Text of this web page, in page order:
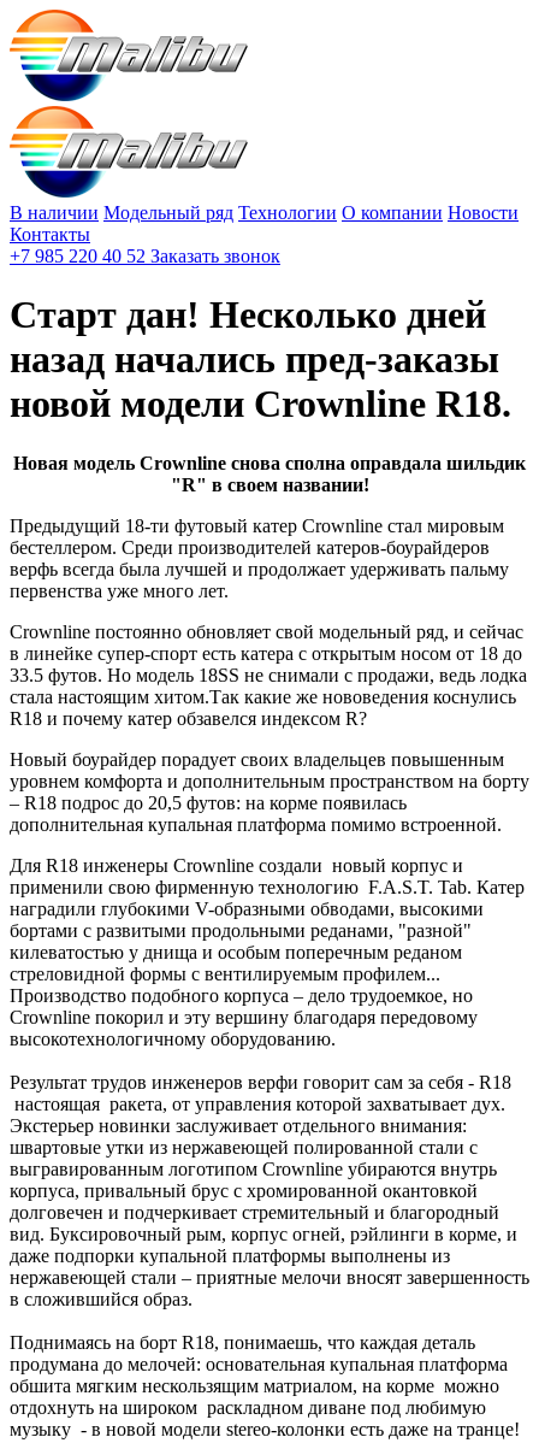
В наличии Модельный ряд Технологии О компании Новости
Контакты
+7 985 220 40 52 Заказать звонок
Старт дан! Несколько дней
назад начались пред-заказы
новой модели Crownline R18.
Новая модель Crownline снова сполна оправдала шильдик
"R" в своем названии!
Предыдущий 18-ти футовый катер Crownline стал мировым
бестеллером. Cреди производителей катеров-боурайдеров
верфь всегда была лучшей и продолжает удерживать пальму
первенства уже много лет.
Crownline постоянно обновляет свой модельный ряд, и сейчас
в линейке супер-спорт есть катера с открытым носом от 18 до
33.5 футов. Но модель 18SS не снимали с продажи, ведь лодка
стала настоящим хитом.Так какие же нововедения коснулись
R18 и почему катер обзавелся индексом R?
Новый боурайдер порадует своих владельцев повышенным
уровнем комфорта и дополнительным пространством на борту
– R18 подрос до 20,5 футов: на корме появилась
дополнительная купальная платформа помимо встроенной.
Для R18 инженеры Crownline создали новый корпус и
применили свою фирменную технологию F.A.S.T. Tab. Катер
наградили глубокими V-образными обводами, высокими
бортами с развитыми продольными реданами, "разной"
килеватостью у днища и особым поперечным реданом
стреловидной формы с вентилируемым профилем...
Производство подобного корпуса – дело трудоемкое, но
Crownline покорил и эту вершину благодаря передовому
высокотехнологичному оборудованию.
Результат трудов инженеров верфи говорит сам за себя - R18
настоящая ракета, от управления которой захватывает дух.
Экстерьер новинки заслуживает отдельного внимания:
швартовые утки из нержавеющей полированной стали с
выгравированным логотипом Crownline убираются внутрь
корпуса, привальный брус с хромированной окантовкой
долговечен и подчеркивает стремительный и благородный
вид. Буксировочный рым, корпус огней, рэйлинги в корме, и
даже подпорки купальной платформы выполнены из
нержавеющей стали – приятные мелочи вносят завершенность
в сложившийся образ.
Поднимаясь на борт R18, понимаешь, что каждая деталь
продумана до мелочей: основательная купальная платформа
обшита мягким нескользящим матриалом, на корме можно
отдохнуть на широком раскладном диване под любимую
музыку - в новой модели stereo-колонки есть даже на транце!